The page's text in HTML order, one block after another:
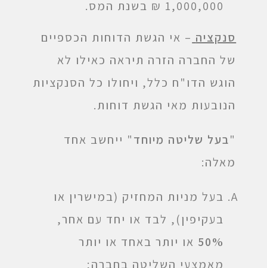
1,000,000 ₪ בשנת המס.
סנקציה – אי הגשת הדוחות הכספיים
של החברה הזרה תיראה כאילו לא
הוגש הדו"ח כלל, ויחולו כל הסנקציות
הנובעות מאי הגשת דוחות.
"בעל שליטה מיוחד" ייחשב אחד
מאלה:
בעל מניות המחזיק (במישרין או
בעקיפין), לבד או יחד עם אחר,
50% או יותר באחד או יותר
מאמצעי השליטה בחברה;